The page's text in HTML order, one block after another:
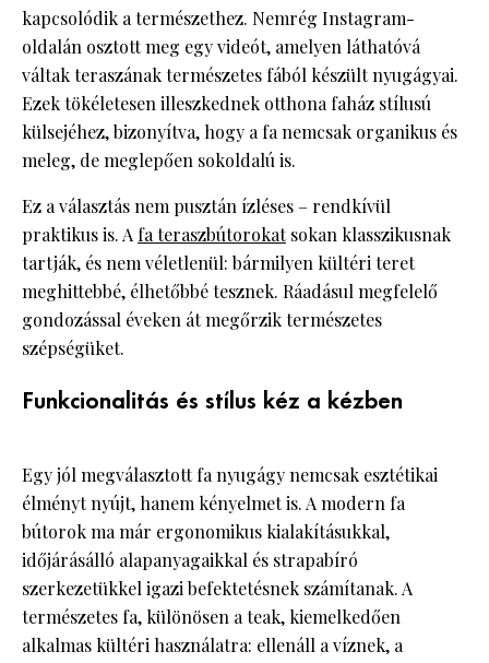
kapcsolódik a természethez. Nemrég Instagram-
oldalán osztott meg egy videót, amelyen láthatóvá
váltak teraszának természetes fából készült nyugágyai.
Ezek tökéletesen illeszkednek otthona faház stílusú
külsejéhez, bizonyítva, hogy a fa nemcsak organikus és
meleg, de meglepően sokoldalú is.
Ez a választás nem pusztán ízléses – rendkívül
praktikus is. A fa teraszbútorokatsokan klasszikusnak
tartják, és nem véletlenül: bármilyen kültéri teret
meghittebbé, élhetőbbé tesznek. Ráadásul megfelelő
gondozással éveken át megőrzik természetes
szépségüket.
Funkcionalitás és stílus kéz a kézben
Egy jól megválasztott fa nyugágy nemcsak esztétikai
élményt nyújt, hanem kényelmet is. A modern fa
bútorok ma már ergonomikus kialakításukkal,
időjárásálló alapanyagaikkal és strapabíró
szerkezetükkel igazi befektetésnek számítanak. A
természetes fa, különösen a teak, kiemelkedően
alkalmas kültéri használatra: ellenáll a víznek, a